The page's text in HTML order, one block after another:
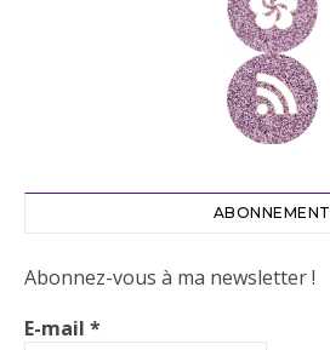
ABONNEMENT
Abonnez-vous à ma newsletter !
E-mail *